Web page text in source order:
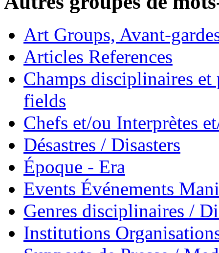
Art Groups, Avant-
Articles References
Champs disciplinaires
fields
Chefs et/ou Interprètes
Désastres / Disasters
Époque - Era
Events Événements
Genres disciplinaires /
Institutions